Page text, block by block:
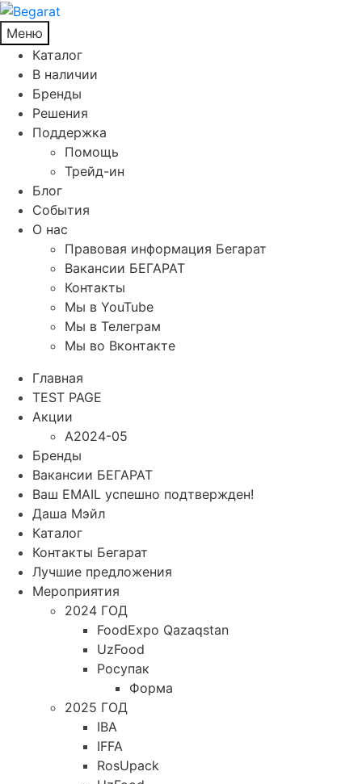
Меню
Каталог
В наличии
Бренды
Решения
Поддержка
Помощь
Трейд-ин
Блог
События
О нас
Правовая информация Бегарат
Вакансии БЕГАРАТ
Контакты
Мы в YouTube
Мы в Телеграм
Мы во Вконтакте
Главная
TEST PAGE
Акции
A2024-05
Бренды
Вакансии БЕГАРАТ
Ваш EMAIL успешно подтвержден!
Даша Мэйл
Каталог
Контакты Бегарат
Лучшие предложения
Мероприятия
2024 ГОД
FoodExpo Qazaqstan
UzFood
Росупак
Форма
2025 ГОД
IBA
IFFA
RosUpack